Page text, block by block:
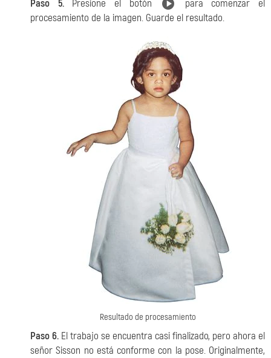
Paso 5.Presione el botón
para comenzar el
procesamiento de la imagen. Guarde el resultado.
Resultado de procesamiento
Paso 6. El trabajo se encuentra casi finalizado, pero ahora el
señor Sisson no está conforme con la pose. Originalmente,